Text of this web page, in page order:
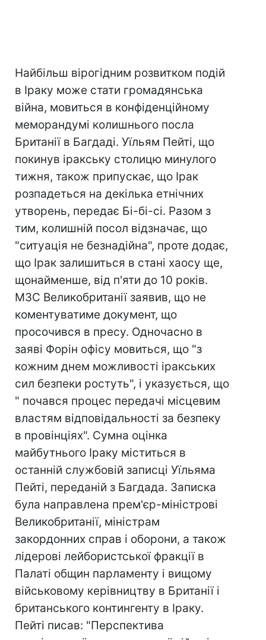
Найбільш вірогідним розвитком подій
в Іраку може стати громадянська
війна, мовиться в конфіденційному
меморандумі колишнього посла
Британії в Багдаді. Уїльям Пейті, що
покинув іракську столицю минулого
тижня, також припускає, що Ірак
розпадеться на декілька етнічних
утворень, передає Бі-бі-сі. Разом з
тим, колишній посол відзначає, що
"ситуація не безнадійна", проте додає,
що Ірак залишиться в стані хаосу ще,
щонайменше, від п'яти до 10 років.
МЗС Великобританії заявив, що не
коментуватиме документ, що
просочився в пресу. Одночасно в
заяві Форін офісу мовиться, що "з
кожним днем можливості іракських
сил безпеки ростуть", і указується, що
" почався процес передачі місцевим
властям відповідальності за безпеку
в провінціях". Сумна оцінка
майбутнього Іраку міститься в
останній службовій записці Уїльяма
Пейті, переданій з Багдада. Записка
була направлена прем'єр-міністрові
Великобританії, міністрам
закордонних справ і оборони, а також
лідерові лейбористської фракції в
Палаті общин парламенту і вищому
військовому керівництву в Британії і
британського контингенту в Іраку.
Пейті писав: "Перспектива